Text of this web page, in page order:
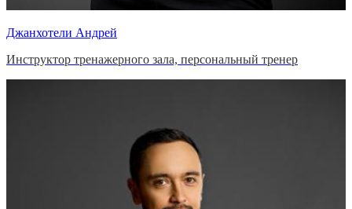
Джанхотели Андрей
Инструктор тренажерного зала, персональный тренер